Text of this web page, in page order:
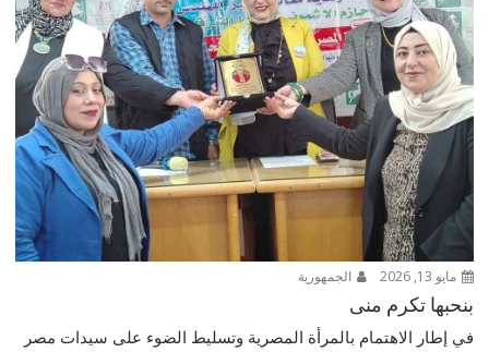
مايو 13, 2026 الجمهورية
بنحبها تكرم منى
في إطار الاهتمام بالمرأة المصرية وتسليط الضوء على سيدات مصر